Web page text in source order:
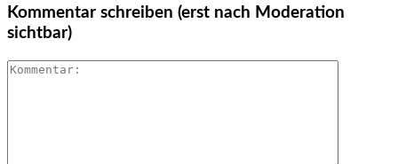
Kommentar schreiben (erst nach Moderation
sichtbar)